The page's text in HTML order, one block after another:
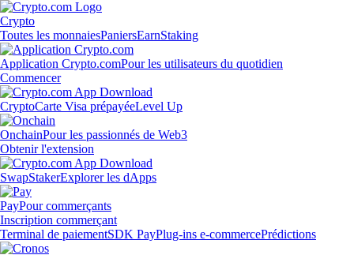
Crypto
Toutes les monnaiesPaniersEarnStaking
Application Crypto.comPour les utilisateurs du quotidien
Commencer
CryptoCarte Visa prépayéeLevel Up
OnchainPour les passionnés de Web3
Obtenir l'extension
SwapStakerExplorer les dApps
PayPour commerçants
Inscription commerçant
Terminal de paiementSDK PayPlug-ins e-commercePrédictions